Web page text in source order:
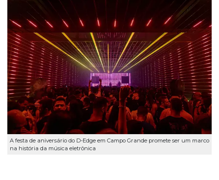
A festa de aniversário do D-Edge em Campo Grande promete ser um marco
na história da música eletrônica